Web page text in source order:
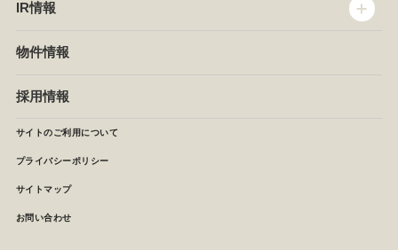
セントラルキッチン
NEWS
椿屋珈琲
イタリアンダイニングDONA
店舗検索
IR情報
IRニュース
月次報告
決算短信
株主の皆様へ
よくあるご質問 (株主優待制度)
物件情報
採用情報
サイトのご利用について
プライバシーポリシー
サイトマップ
お問い合わせ